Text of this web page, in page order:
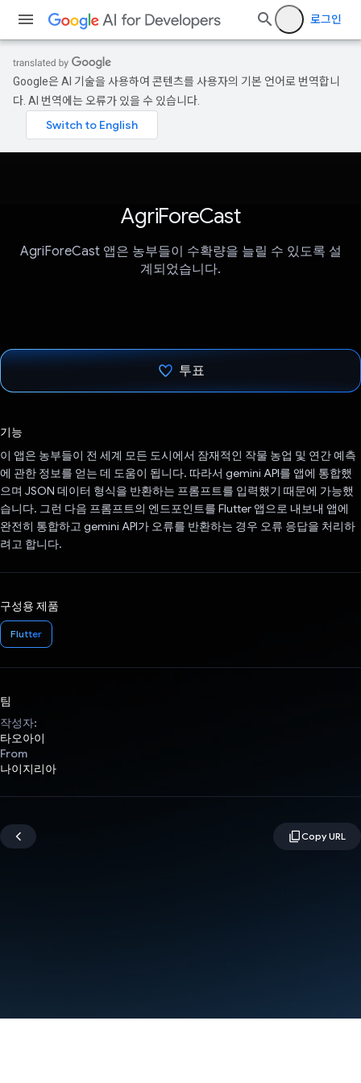
로그인
Google은 AI 기술을 사용하여 콘텐츠를 사용자의 기본 언어로 번역합니
다. AI 번역에는 오류가 있을 수 있습니다.
AgriForeCast
AgriForeCast 앱은 농부들이 수확량을 늘릴 수 있도록 설
계되었습니다.
투표
기능
이 앱은 농부들이 전 세계 모든 도시에서 잠재적인 작물 농업 및 연간 예측
에 관한 정보를 얻는 데 도움이 됩니다. 따라서 gemini API를 앱에 통합했
으며 JSON 데이터 형식을 반환하는 프롬프트를 입력했기 때문에 가능했
습니다. 그런 다음 프롬프트의 엔드포인트를 Flutter 앱으로 내보내 앱에
완전히 통합하고 gemini API가 오류를 반환하는 경우 오류 응답을 처리하
려고 합니다.
구성용 제품
Flutter
팀
작성자:
타오아이
From
나이지리아